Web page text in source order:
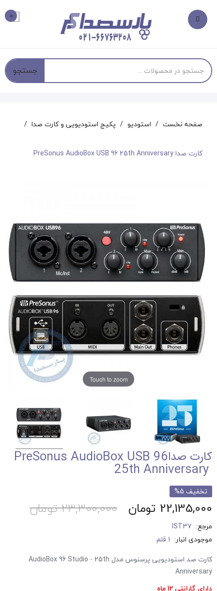
0
جستجو
صفحه نخست استودیو پکیج استودیویی و کارت صدا
کارت صداPreSonus AudioBox USB 96 25th Anniversary ‎
Touch to zoom
کارت صداPreSonus AudioBox USB 96
25th Anniversary ‎
تخفیف 5%
22,135,000 تومان 23,300,000 تومان
مرجع: IST37
موجودی انبار: 1 قلم
کارت صد استودیویی پرسنوس مدل AudioBox 96 Studio - 25th
Anniversary
دارای گارانتی 12 ماه